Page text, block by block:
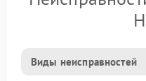
Виды неисправностей